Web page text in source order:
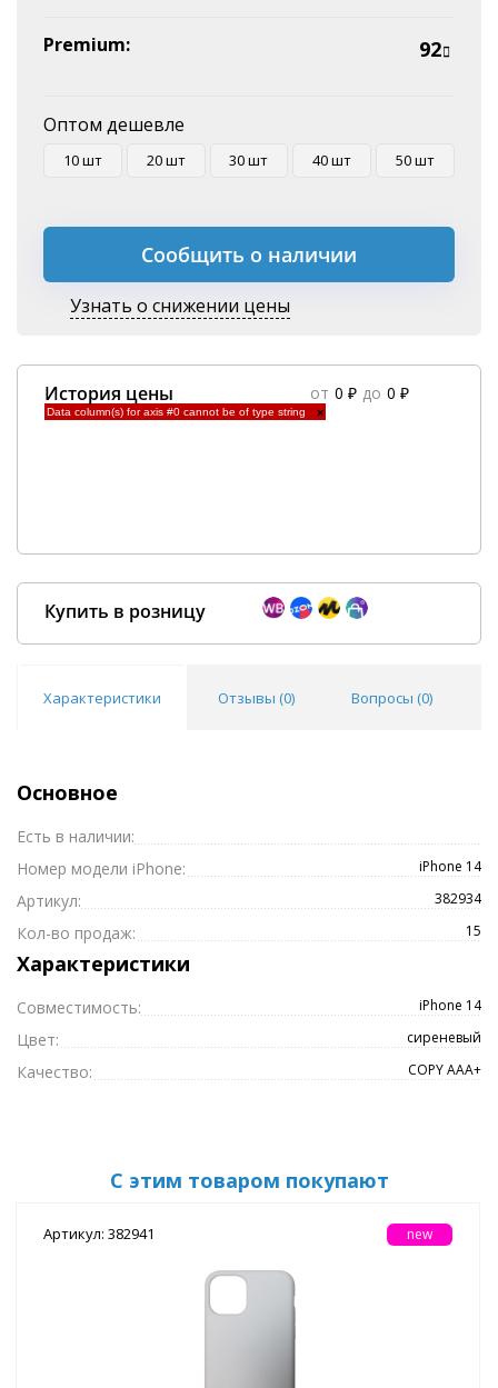
Premium: 92
Оптом дешевле
10 шт 20 шт 30 шт 40 шт 50 шт
Сообщить о наличии
Узнать о снижении цены
История цены от 0 ₽ до 0 ₽
Data column(s) for axis #0 cannot be of type string ×
Купить в розницу
Характеристики Отзывы (0) Вопросы (0)
Основное
Есть в наличии:
Номер модели iPhone:
iPhone 14
Артикул: 382934
Кол-во продаж: 15
Характеристики
Совместимость: iPhone 14
Цвет: сиреневый
Качество: COPY ААА+
С этим товаром покупают
Артикул: 382941 new